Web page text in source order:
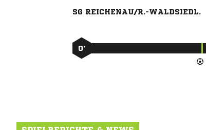
SG REICHENAU/R.-WALDSIEDL.
0’